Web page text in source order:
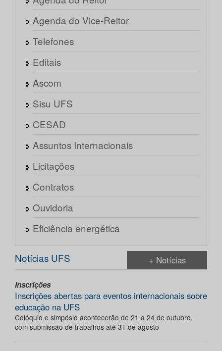
Agenda do Vice-Reitor
Telefones
Editais
Ascom
Sisu UFS
CESAD
Assuntos Internacionais
Licitações
Contratos
Ouvidoria
Eficiência energética
Notícias UFS + Notícias
Inscrições
Inscrições abertas para eventos internacionais sobre
educação na UFS
Colóquio e simpósio acontecerão de 21 a 24 de outubro,
com submissão de trabalhos até 31 de agosto